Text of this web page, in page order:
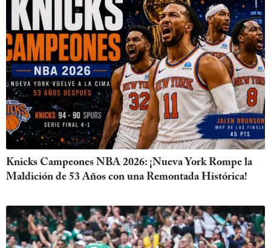
Knicks Campeones NBA 2026: ¡Nueva York Rompe la
Maldición de 53 Años con una Remontada Histórica!